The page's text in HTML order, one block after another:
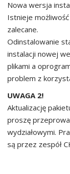
Nowa wersja
Istnieje
zalecane.
Odinstalowanie
instalacji nowej
plikami a
problem z
UWAGA 2!
Aktualizację
proszę
wydziałowymi.
są przez zespół